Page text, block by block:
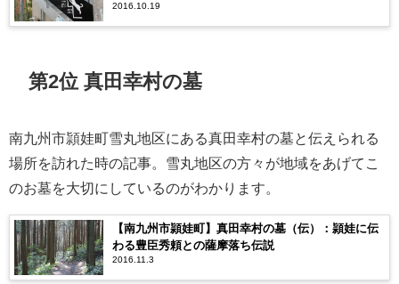
光山の住宅街にバルを発見した話
2016.10.19
第2位 真田幸村の墓
南九州市頴娃町雪丸地区にある真田幸村の墓と伝えられる
場所を訪れた時の記事。雪丸地区の方々が地域をあげてこ
のお墓を大切にしているのがわかります。
【南九州市頴娃町】真田幸村の墓（伝）：頴娃に伝
わる豊臣秀頼との薩摩落ち伝説
2016.11.3